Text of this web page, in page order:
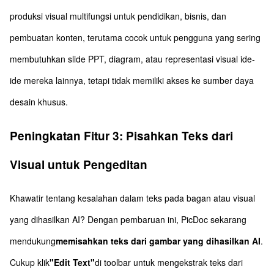
produksi visual multifungsi untuk pendidikan, bisnis, dan
pembuatan konten, terutama cocok untuk pengguna yang sering
membutuhkan slide PPT, diagram, atau representasi visual ide-
ide mereka lainnya, tetapi tidak memiliki akses ke sumber daya
desain khusus.
Peningkatan Fitur 3: Pisahkan Teks dari
Visual untuk Pengeditan
Khawatir tentang kesalahan dalam teks pada bagan atau visual
yang dihasilkan AI? Dengan pembaruan ini, PicDoc sekarang
mendukungmemisahkan teks dari gambar yang dihasilkan AI.
Cukup klik"Edit Text"di toolbar untuk mengekstrak teks dari